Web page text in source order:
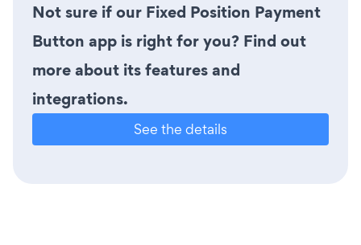
Not sure if our Fixed Position Payment
Button app is right for you? Find out
more about its features and
integrations.
See the details